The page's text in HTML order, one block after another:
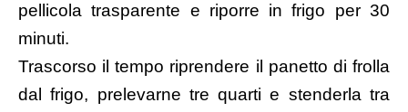
pellicola trasparente e riporre in frigo per 30
minuti.
Trascorso il tempo riprendere il panetto di frolla
dal frigo, prelevarne tre quarti e stenderla tra